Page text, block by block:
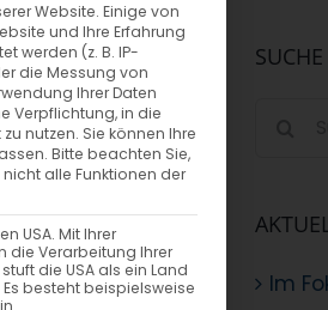
Zurück Vor
SUCHE
Im
Website. Einige von
und Ihre Erfahrung
werden (z. B. IP-
die Messung von
Ihrer Daten
Verpflichtung, in die
nutzen. Sie können Ihre
Bitte beachten Sie,
alle Funktionen der
USA. Mit Ihrer
die Verarbeitung Ihrer
stuft die USA als ein Land
besteht beispielsweise